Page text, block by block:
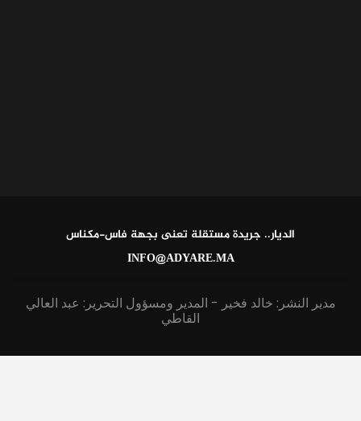
الديار.. جريدة مستقلة تعنى بجهة فاس-مكناس
INFO@ADYARE.MA
مدير النشر: خالد فخير - المدير ومسؤول التحرير: عبد العالي
القاطي